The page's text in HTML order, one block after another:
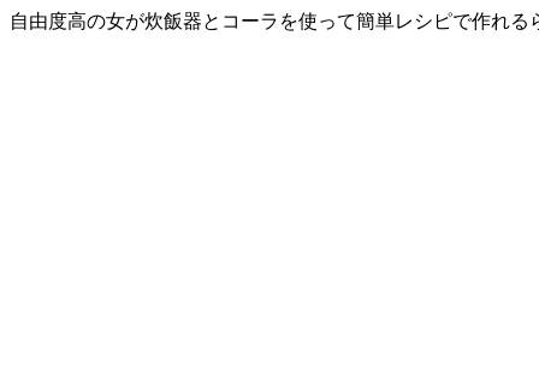
自由度高の女が炊飯器とコーラを使って簡単レシピで作れ